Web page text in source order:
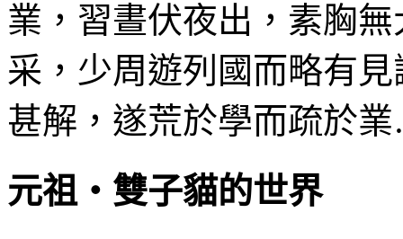
業，習晝伏夜出，素胸
采，少周遊列國而略有
甚解，遂荒於學而疏於
元祖‧雙子貓的世界